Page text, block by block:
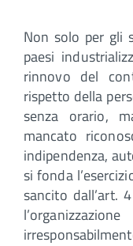
Non solo per gli
paesi
rinnovo del
rispetto della
senza orario,
mancato
indipendenza,
si fonda
sancito dall’art.